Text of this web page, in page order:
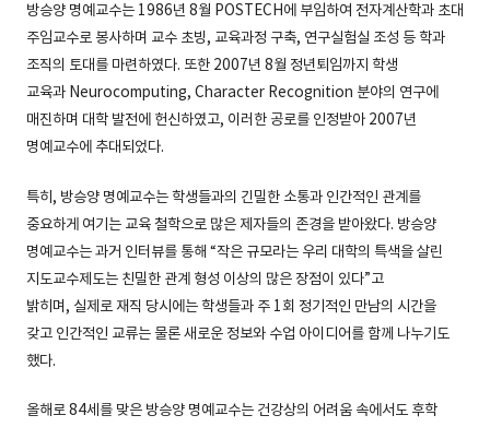
방승양 명예교수는 1986년 8월 POSTECH에 부임하여 전자계산학과 초대
주임교수로 봉사하며 교수 초빙, 교육과정 구축, 연구실험실 조성 등 학과
조직의 토대를 마련하였다. 또한 2007년 8월 정년퇴임까지 학생
교육과 Neurocomputing, Character Recognition 분야의 연구에
매진하며 대학 발전에 헌신하였고, 이러한 공로를 인정받아 2007년
명예교수에 추대되었다.
특히, 방승양 명예교수는 학생들과의 긴밀한 소통과 인간적인 관계를
중요하게 여기는 교육 철학으로 많은 제자들의 존경을 받아왔다. 방승양
명예교수는 과거 인터뷰를 통해 “작은 규모라는 우리 대학의 특색을 살린
지도교수제도는 친밀한 관계 형성 이상의 많은 장점이 있다”고
밝히며, 실제로 재직 당시에는 학생들과 주 1회 정기적인 만남의 시간을
갖고 인간적인 교류는 물론 새로운 정보와 수업 아이디어를 함께 나누기도
했다.
올해로 84세를 맞은 방승양 명예교수는 건강상의 어려움 속에서도 후학